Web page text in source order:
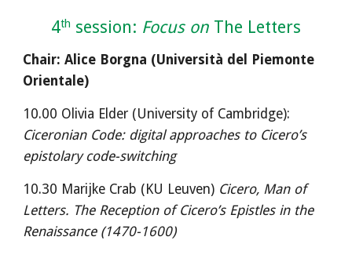
4th session: Focus on The Letters
Chair: Alice Borgna (Università del Piemonte
Orientale)
Ciceronian Code: digital approaches to Cicero’s
epistolary code-switching
10.30 Marijke Crab (KU Leuven) Cicero, Man of
Letters. The Reception of Cicero’s Epistles in the
Renaissance (1470-1600)